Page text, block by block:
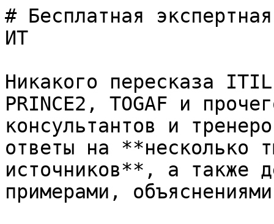
# Бесплатная
ИТ
Никакого пересказа
PRINCE2, TOGAF и
консультантов и
ответы на **несколько
источников**, а также
примерами,